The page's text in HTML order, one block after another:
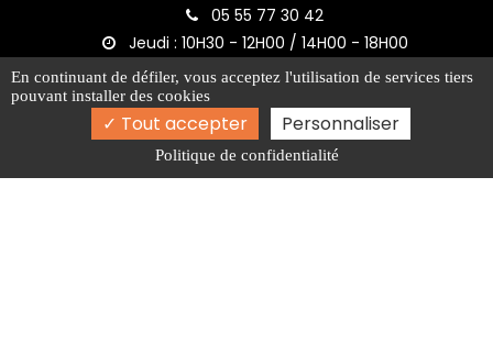
05 55 77 30 42
Jeudi : 10H30 - 12H00 / 14H00 - 18H00
Bureau de Panazol
Place du Commerce 87350 Panazol
05 55 30 41 30
Jeudi : 10H30 - 12H00 / 14H00 - 18H00
En continuant de défiler, vous acceptez l'utilisation de services tiers
pouvant installer des cookies
Tout accepter Personnaliser
Politique de confidentialité